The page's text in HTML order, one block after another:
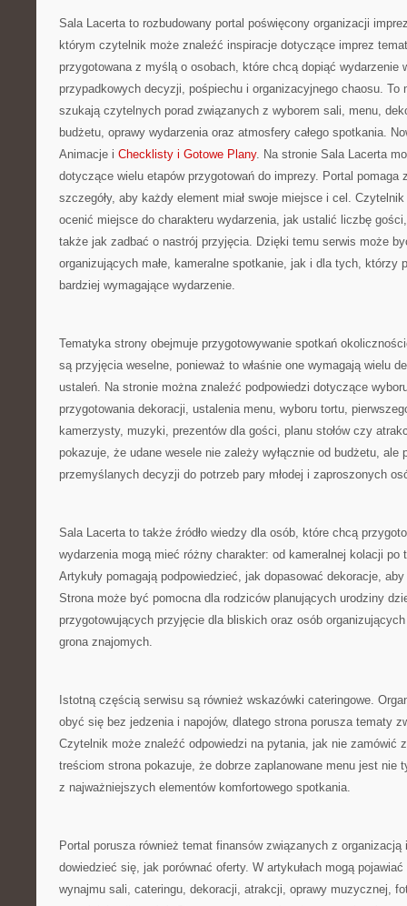
Sala Lacerta to rozbudowany portal poświęcony organizacji
którym czytelnik może znaleźć inspiracje dotyczące imprez
przygotowana z myślą o osobach, które chcą dopiąć wydarzenie
przypadkowych decyzji, pośpiechu i organizacyjnego chaosu.
szukają czytelnych porad związanych z wyborem sali, menu,
budżetu, oprawy wydarzenia oraz atmosfery całego spotkania.
Animacje i Checklisty i Gotowe Plany. Na stronie Sala Lacerta
dotyczące wielu etapów przygotowań do imprezy. Portal pomaga
szczegóły, aby każdy element miał swoje miejsce i cel.
ocenić miejsce do charakteru wydarzenia, jak ustalić liczbę
także jak zadbać o nastrój przyjęcia. Dzięki temu serwis może
organizujących małe, kameralne spotkanie, jak i dla tych, którzy
bardziej wymagające wydarzenie.
Tematyka strony obejmuje przygotowywanie spotkań
są przyjęcia weselne, ponieważ to właśnie one wymagają wielu
ustaleń. Na stronie można znaleźć podpowiedzi dotyczące
przygotowania dekoracji, ustalenia menu, wyboru tortu,
kamerzysty, muzyki, prezentów dla gości, planu stołów czy
pokazuje, że udane wesele nie zależy wyłącznie od budżetu, ale
przemyślanych decyzji do potrzeb pary młodej i zaproszonych
Sala Lacerta to także źródło wiedzy dla osób, które chcą
wydarzenia mogą mieć różny charakter: od kameralnej kolacji po
Artykuły pomagają podpowiedzieć, jak dopasować dekoracje, aby
Strona może być pomocna dla rodziców planujących urodziny
przygotowujących przyjęcie dla bliskich oraz osób
grona znajomych.
Istotną częścią serwisu są również wskazówki cateringowe.
obyć się bez jedzenia i napojów, dlatego strona porusza tematy
Czytelnik może znaleźć odpowiedzi na pytania, jak nie zamówić
treściom strona pokazuje, że dobrze zaplanowane menu jest nie
z najważniejszych elementów komfortowego spotkania.
Portal porusza również temat finansów związanych z
dowiedzieć się, jak porównać oferty. W artykułach mogą
wynajmu sali, cateringu, dekoracji, atrakcji, oprawy muzycznej,